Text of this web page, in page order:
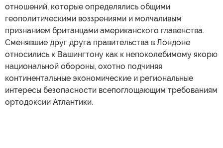
отношений, которые определялись общими
геополитическими воззрениями и молчаливым
признанием британцами американского главенства.
Сменявшие друг друга правительства в Лондоне
относились к Вашингтону как к непоколебимому якорю
национальной обороны, охотно подчиняя
континентальные экономические и региональные
интересы безопасности всепоглощающим требованиям
ортодоксии Атлантики.